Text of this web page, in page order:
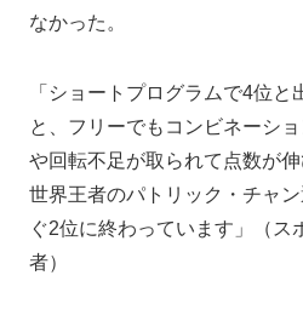
なかった。
「ショートプログラムで4位と
と、フリーでもコンビネーシ
や回転不足が取られて点数が
世界王者のパトリック・チャ
ぐ2位に終わっています」（ス
者）